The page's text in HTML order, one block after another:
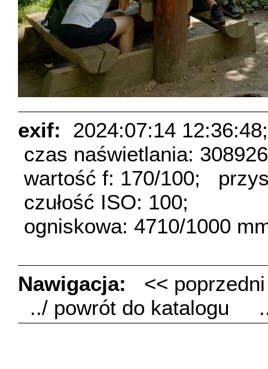
exif:
2024:07:14 12:36:48;
czas naświetlania:
wartość f: 170/100;
czułość ISO: 100;
ogniskowa: 4710/1000
Nawigacja:
<<
../ powrót do katalogu